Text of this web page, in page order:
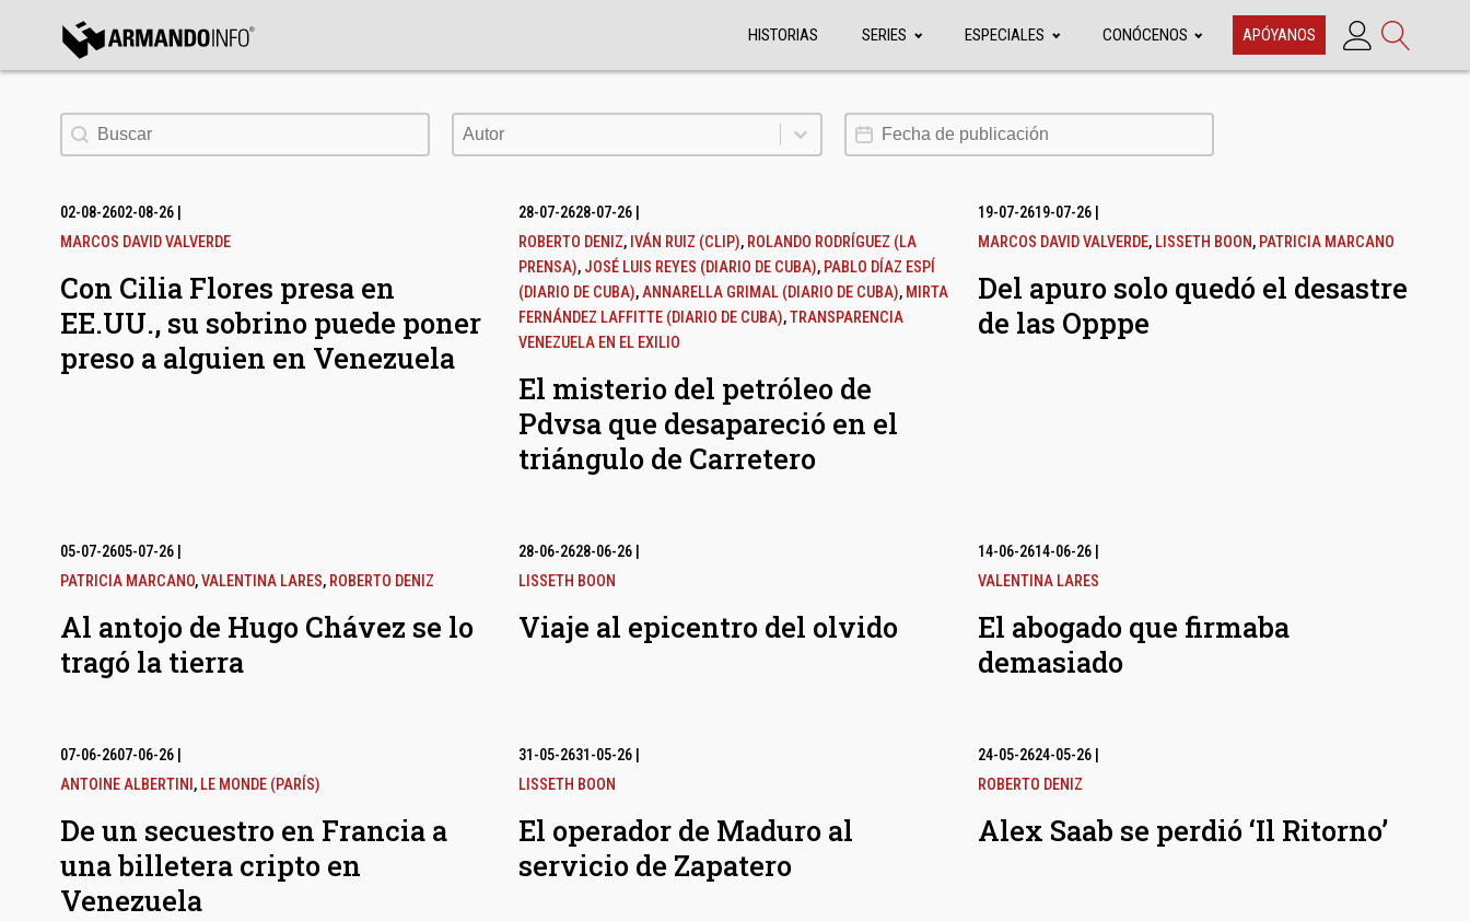
HISTORIAS SERIES ESPECIALES CONÓCENOS APÓYANOS
Buscar Autor
Autor Fecha de publicación
02-08-2602-08-26|
MARCOS DAVID VALVERDE
Con Cilia Flores presa en
EE.UU., su sobrino puede poner
preso a alguien en Venezuela
28-07-2628-07-26
ROBERTO DENIZ, IVÁN RUIZ (CLIP), ROLANDO RODRÍGUEZ (LA
PRENSA), JOSÉ LUIS REYES (DIARIO DE CUBA), PABLO DÍAZ ESPÍ
(DIARIO DE CUBA),ANNARELLA GRIMAL (DIARIO DE CUBA), MIRTA
FERNÁNDEZ LAFFITTE (DIARIO DE CUBA),TRANSPARENCIA
VENEZUELA EN EL EXILIO
El misterio del petróleo de
Pdvsa que desapareció en el
triángulo de Carretero
19-07-2619-07-26|
MARCOS DAVID VALVERDE, LISSETH BOON, PATRICIA MARCANO
Del apuro solo quedó el desastre
de las Opppe
05-07-2605-07-26|
PATRICIA MARCANO,VALENTINA LARES, ROBERTO DENIZ
Al antojo de Hugo Chávez se lo
tragó la tierra
28-06-2628-06-26
LISSETH BOON
Viaje al epicentro del olvido
14-06-2614-06-26|
VALENTINA LARES
El abogado que firmaba
demasiado
07-06-2607-06-26|
ANTOINE ALBERTINI , LE MONDE (PARÍS)
De un secuestro en Francia a
una billetera cripto en
Venezuela
31-05-2631-05-26
LISSETH BOON
El operador de Maduro al
servicio de Zapatero
24-05-2624-05-26|
ROBERTO DENIZ
Alex Saab se perdió ‘Il Ritorno’